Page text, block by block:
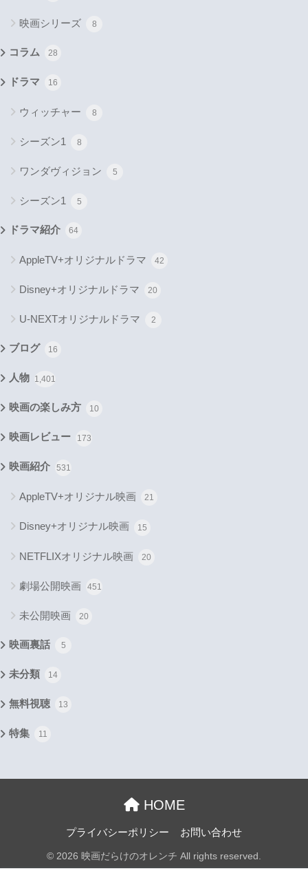
映画シリーズ 8
コラム 28
ドラマ 16
ウィッチャー 8
シーズン1 8
ワンダヴィジョン 5
シーズン1 5
ドラマ紹介 64
AppleTV+オリジナルドラマ 42
Disney+オリジナルドラマ 20
U-NEXTオリジナルドラマ 2
ブログ 16
人物 1,401
映画の楽しみ方 10
映画レビュー 173
映画紹介 531
AppleTV+オリジナル映画 21
Disney+オリジナル映画 15
NETFLIXオリジナル映画 20
劇場公開映画 451
未公開映画 20
映画裏話 5
未分類 14
無料視聴 13
特集 11
HOME
プライバシーポリシー お問い合わせ
© 2026 映画だらけのオレンチ All rights reserved.